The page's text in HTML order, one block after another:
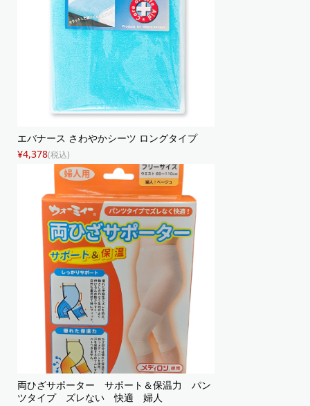
エバナース さわやかシーツ ロングタイプ
¥4,378(税込)
両ひざサポーター サポート＆保温力 パン
ツタイプ ズレない 快適 婦人